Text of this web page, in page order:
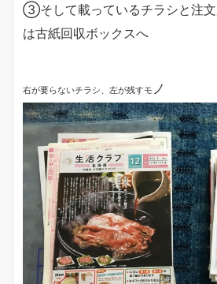
③そして載っているチラシと注
は古紙回収ボックスへ
右が要らないチラシ、左が残すモ ノ